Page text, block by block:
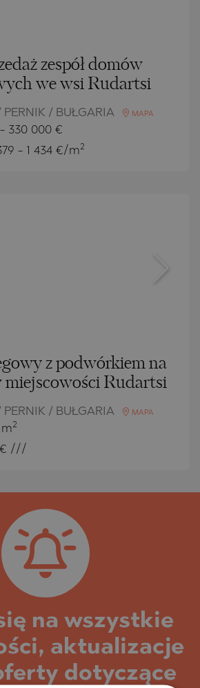
zespół domów
we wsi Rudartsi
PERNIK / BUŁGARIA MAPA
- 330 000 €
- 1 434 €/m2
z podwórkiem na
miejscowości Rudartsi
PERNIK / BUŁGARIA MAPA
m2
€ ///
na wszystkie
aktualizacje
dotyczące